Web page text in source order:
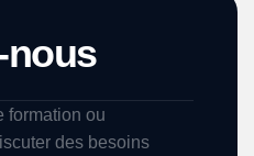
nous
formation ou
des besoins